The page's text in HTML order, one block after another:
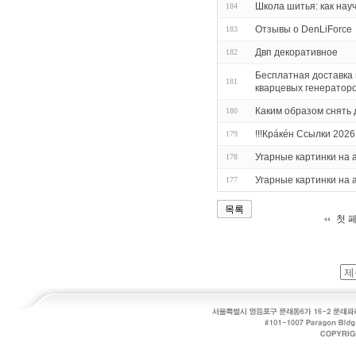
184 Школа шитья: как
183 Отзывы о DenLiForce
182 Двп декоративное
181
Бесплатная
кварцевых
180 Каким образом снять
179 !!!Крáкéн Ссылки
178 Угарные картинки на
177 Угарные картинки на
목록
첫